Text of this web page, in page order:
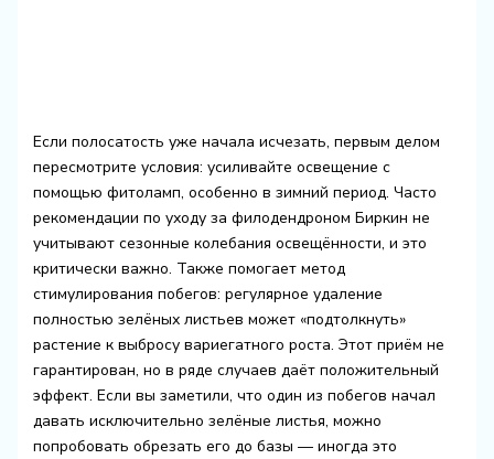
Если полосатость уже начала исчезать, первым делом
пересмотрите условия: усиливайте освещение с
помощью фитоламп, особенно в зимний период. Часто
рекомендации по уходу за филодендроном Биркин не
учитывают сезонные колебания освещённости, и это
критически важно. Также помогает метод
стимулирования побегов: регулярное удаление
полностью зелёных листьев может «подтолкнуть»
растение к выбросу вариегатного роста. Этот приём не
гарантирован, но в ряде случаев даёт положительный
эффект. Если вы заметили, что один из побегов начал
давать исключительно зелёные листья, можно
попробовать обрезать его до базы — иногда это